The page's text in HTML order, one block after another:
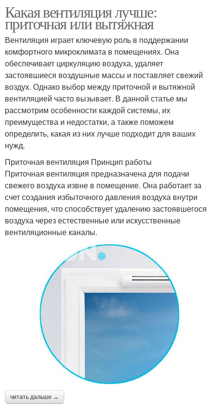
Какая вентиляция лучше:
приточная или вытяжная
Вентиляция играет ключевую роль в поддержании
комфортного микроклимата в помещениях. Она
обеспечивает циркуляцию воздуха, удаляет
застоявшиеся воздушные массы и поставляет свежий
воздух. Однако выбор между приточной и вытяжной
вентиляцией часто вызывает. В данной статье мы
рассмотрим особенности каждой системы, их
преимущества и недостатки, а также поможем
определить, какая из них лучше подходит для ваших
нужд.
Приточная вентиляция Принцип работы
Приточная вентиляция предназначена для подачи
свежего воздуха извне в помещение. Она работает за
счет создания избыточного давления воздуха внутри
помещения, что способствует удалению застоявшегося
воздуха через естественные или искусственные
вентиляционные каналы.
читать дальше →